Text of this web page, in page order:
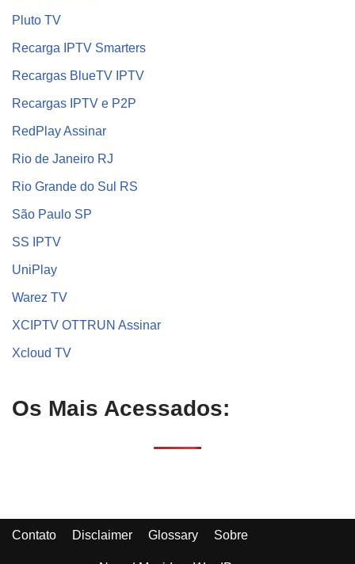
Pluto TV
Recarga IPTV Smarters
Recargas BlueTV IPTV
Recargas IPTV e P2P
RedPlay Assinar
Rio de Janeiro RJ
Rio Grande do Sul RS
São Paulo SP
SS IPTV
UniPlay
Warez TV
XCIPTV OTTRUN Assinar
Xcloud TV
Os Mais Acessados:
Contato Disclaimer Glossary Sobre